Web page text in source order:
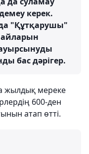
керек.
"Құтқарушы"
бас дәрігер.
жылдық мереке
600-ден
атап өтті.